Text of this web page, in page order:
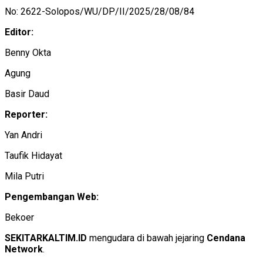
No: 2622-Solopos/WU/DP/II/2025/28/08/84
Editor:
Benny Okta
Agung
Basir Daud
Reporter:
Yan Andri
Taufik Hidayat
Mila Putri
Pengembangan Web:
Bekoer
SEKITARKALTIM.ID mengudara di bawah jejaring Cendana
Network.